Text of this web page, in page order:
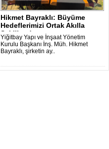
Hikmet Bayraklı: Büyüme
Hedeflerimizi Ortak Akılla
Şekillend..
Yiğitbay Yapı ve İnşaat Yönetim
Kurulu Başkanı İnş. Müh. Hikmet
Bayraklı, şirketin ay..